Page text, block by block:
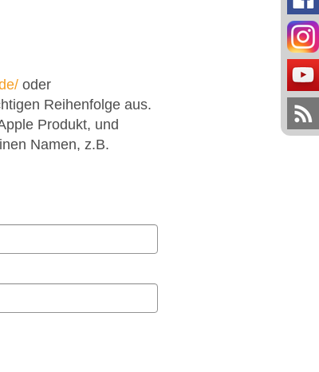
oder
Reihenfolge aus.
Produkt, und
Namen, z.B.